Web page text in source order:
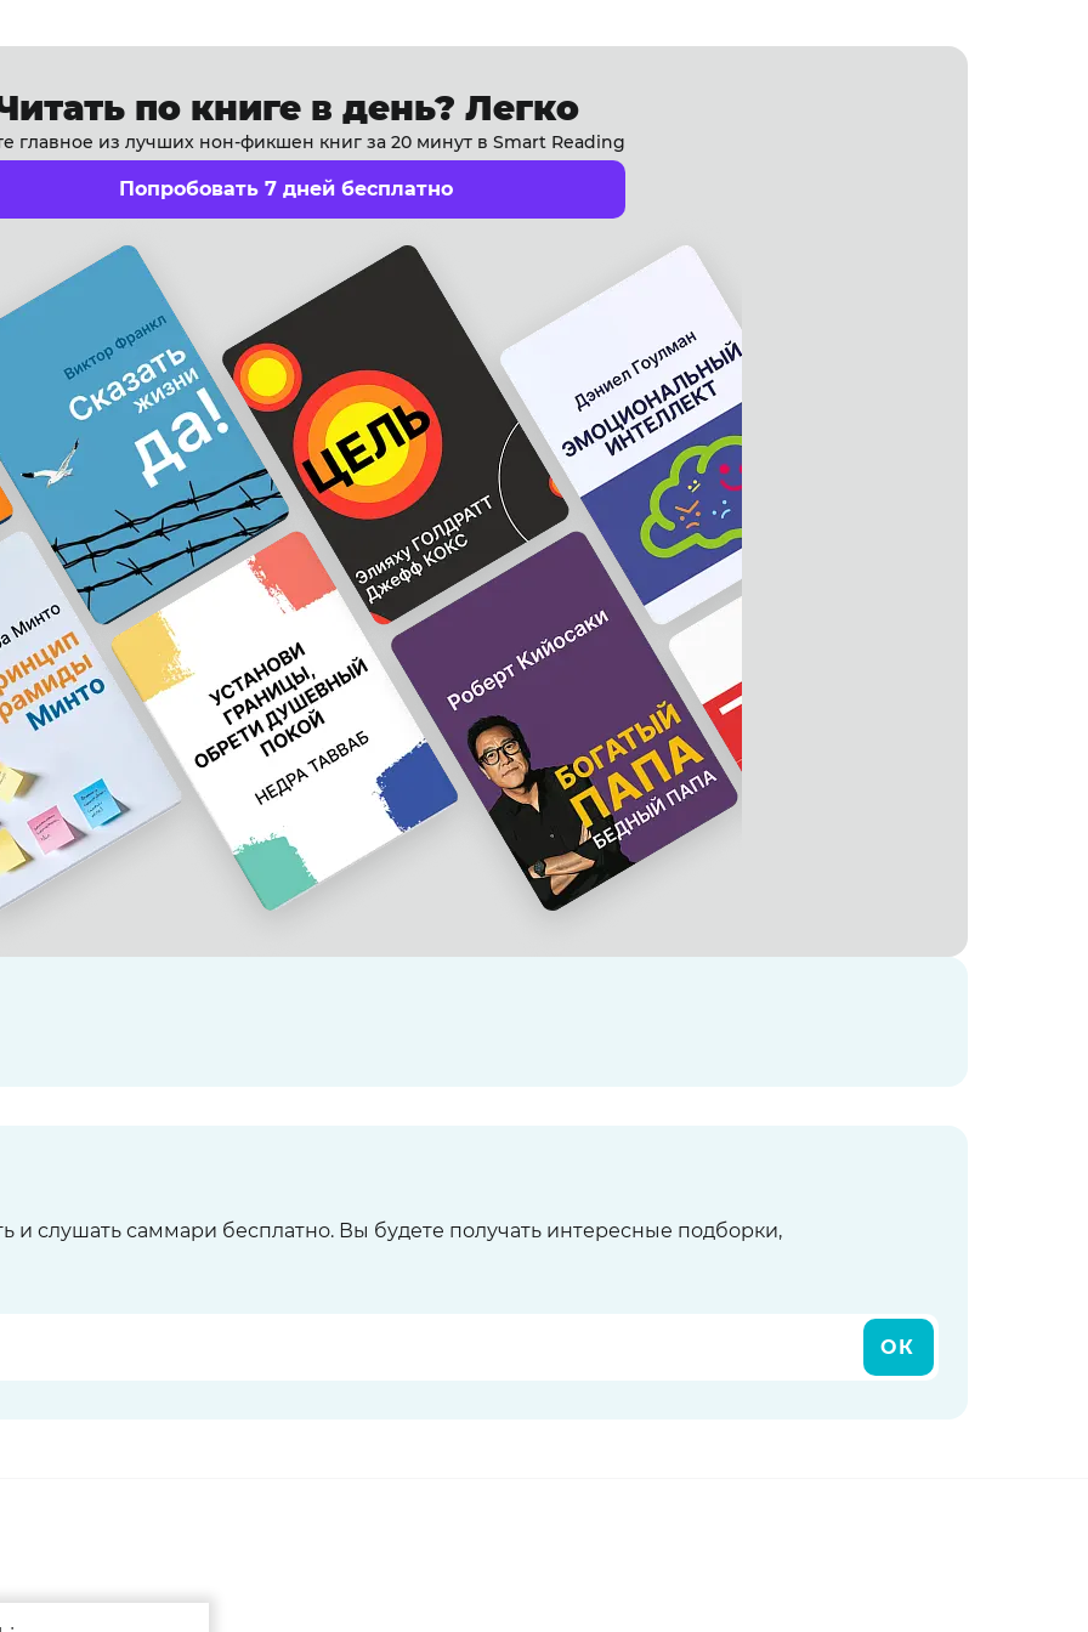
по книге в день? Легко
главное из лучших нон-фикшен книг за 20 минут в Smart Reading
Попробовать 7 дней бесплатно
и слушать саммари бесплатно. Вы будете получать интересные подборки,
ОК